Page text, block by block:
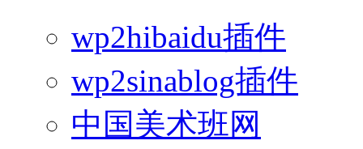
wp2hibaidu插件
wp2sinablog插件
中国美术班网